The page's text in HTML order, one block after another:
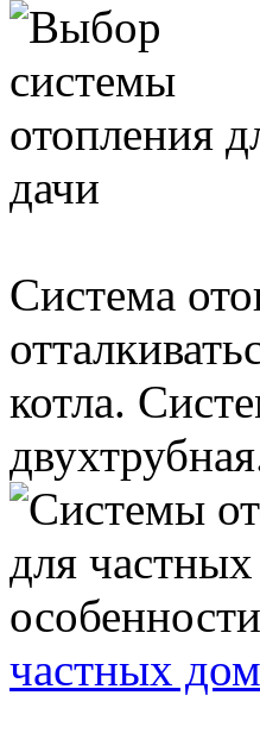
Система
котла.
частных